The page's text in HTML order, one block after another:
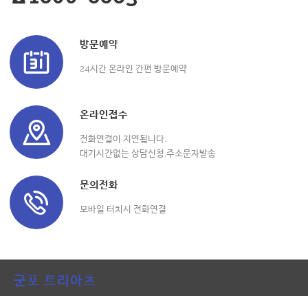
방문예약
24시간 온라인 간편 방문예약
온라인접수
전화연결이 지연됩니다.
대기시간없는 상담신청,주소문자발송
문의전화
모바일 터치시 전화연결
군포 트리아츠